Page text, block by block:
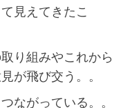
見えてきたこ
り組みやこれから
が飛び交う。。
ながっている。。